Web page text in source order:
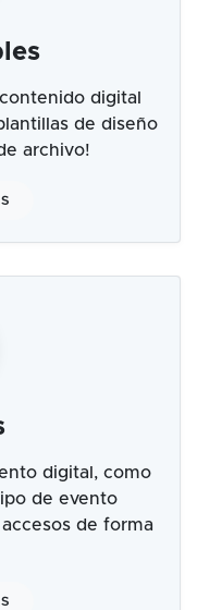
digital
de diseño
archivo!
digital, como
de evento
de forma